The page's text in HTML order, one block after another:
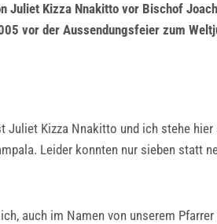
Juliet Kizza Nnakitto vor Bischof
vor der Aussendungsfeier zum
Juliet Kizza Nnakitto und ich stehe
Leider konnten nur sieben statt
auch im Namen von unserem